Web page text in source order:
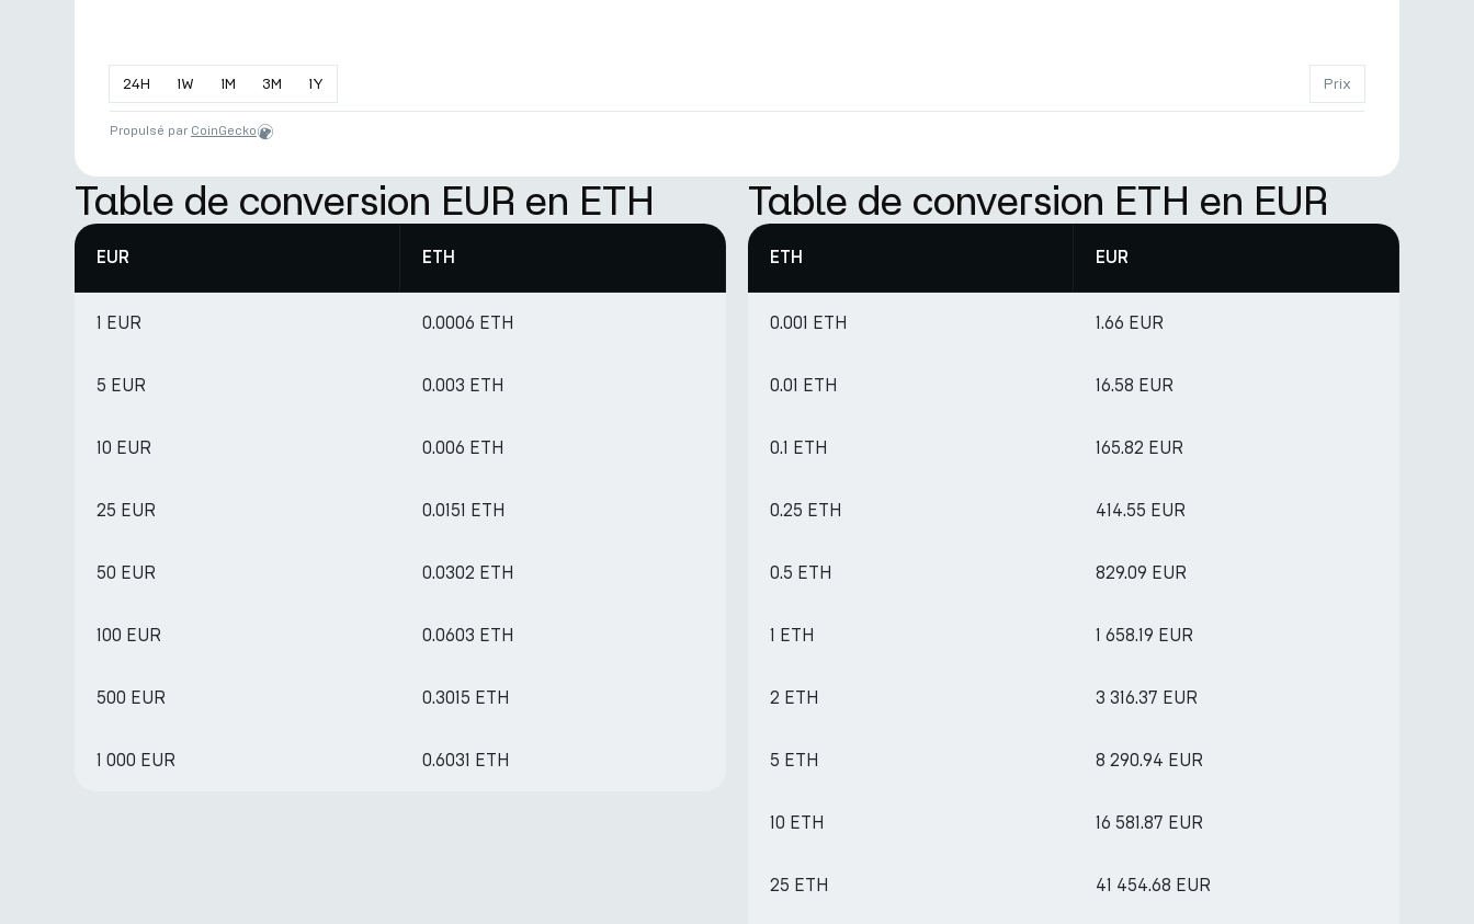
24H 1W 1M 3M 1Y Prix
Propulsé par CoinGecko
Table de conversion EUR en ETH
EUR ETH
1 EUR 0.0006 ETH
5 EUR 0.003 ETH
10 EUR 0.006 ETH
25 EUR 0.0151 ETH
50 EUR 0.0302 ETH
100 EUR 0.0603 ETH
500 EUR 0.3015 ETH
1 000 EUR 0.6031 ETH
Table de conversion ETH en EUR
ETH EUR
0.001 ETH 1.66 EUR
0.01 ETH 16.58 EUR
0.1 ETH 165.82 EUR
0.25 ETH 414.55 EUR
0.5 ETH 829.09 EUR
1 ETH 1 658.19 EUR
2 ETH 3 316.37 EUR
5 ETH 8 290.94 EUR
10 ETH 16 581.87 EUR
25 ETH 41 454.68 EUR